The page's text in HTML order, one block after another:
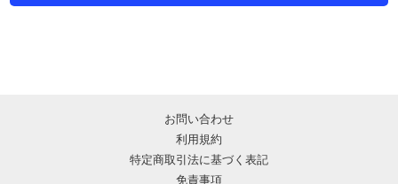
お問い合わせ
利用規約
特定商取引法に基づく表記
免責事項